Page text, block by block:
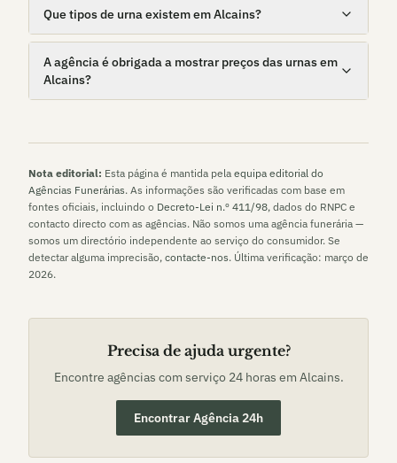
Que tipos de urna existem em Alcains?
A agência é obrigada a mostrar preços das urnas em
Alcains?
Nota editorial: Esta página é mantida pela equipa editorial do
Agências Funerárias. As informações são verificadas com base em
fontes oficiais, incluindo o Decreto-Lei n.º 411/98, dados do RNPC e
contacto directo com as agências. Não somos uma agência funerária —
somos um directório independente ao serviço do consumidor. Se
detectar alguma imprecisão, contacte-nos. Última verificação: março de
2026.
Precisa de ajuda urgente?
Encontre agências com serviço 24 horas em Alcains.
Encontrar Agência 24h